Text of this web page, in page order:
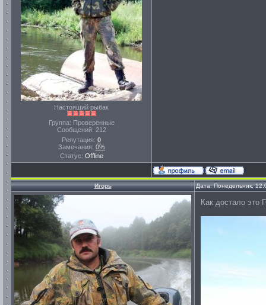
Настоящий рыбак
Группа: Проверенные
Сообщений: 212
Репутация: 0
Замечания: 0%
Статус: Offline
Игорь Дата: Понедельник,
Как достало